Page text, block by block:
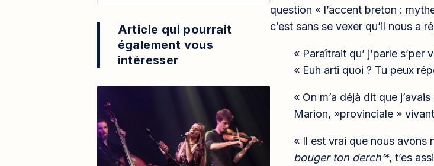
Article qui pourrait
également vous
intéresser
question « l’accent breton :
c’est sans se vexer qu’il nous a
« Paraîtrait qu’ j’parle s’per
« Euh arti quoi ? Tu peux
« On m’a déjà dit que
Marion, »provinciale »
« Il est vrai que nous avons
bouger ton derch’*, t’es